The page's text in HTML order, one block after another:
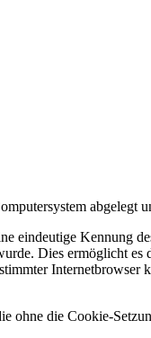
abgelegt
eindeutige Kennung
Dies ermöglicht es
ohne die Cookie-